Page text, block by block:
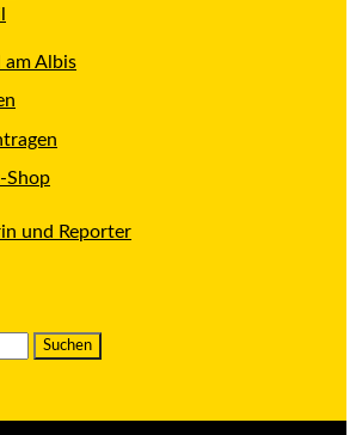
Albis
Shop
und Reporter